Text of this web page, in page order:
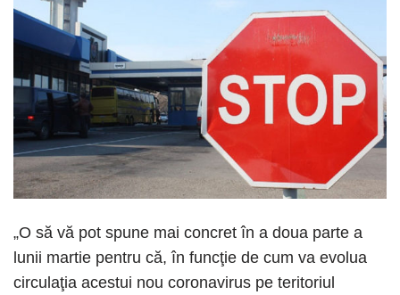
„O să vă pot spune mai concret în a doua parte a
lunii martie pentru că, în funcţie de cum va evolua
circulaţia acestui nou coronavirus pe teritoriul